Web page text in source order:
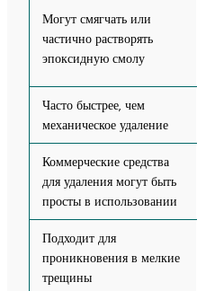
Могут смягчать или
частично растворять
эпоксидную смолу
Часто быстрее, чем
механическое удаление
Коммерческие средства
для удаления могут быть
просты в использовании
Подходит для
проникновения в мелкие
трещины